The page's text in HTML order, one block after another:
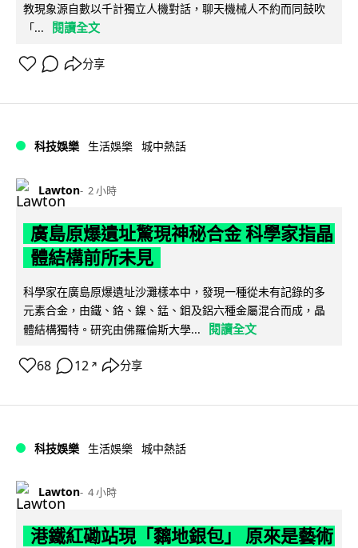
教現象源自數以千計獨立人機對話，聊天機械人不約而同鼓吹
「...
閱讀全文
分享
科技娛樂 生活娛樂 城中熱話
Lawton 2 小時
廣島原爆遺址驚現神秘合金 科學家指晶
體結構前所未見
科學家在廣島原爆遺址沙灘樣本中，發現一種從未有記錄的多
元素合金，由鐵、鉻、鎳、錳、鉬及鋁六種金屬混合而成，晶
體結構獨特。研究由佛羅倫斯大學...
閱讀全文
68 12 ↗ 分享
科技娛樂 生活娛樂 城中熱話
Lawton 4 小時
港鐵紅磡站現「黐地銀包」 原來是藝術